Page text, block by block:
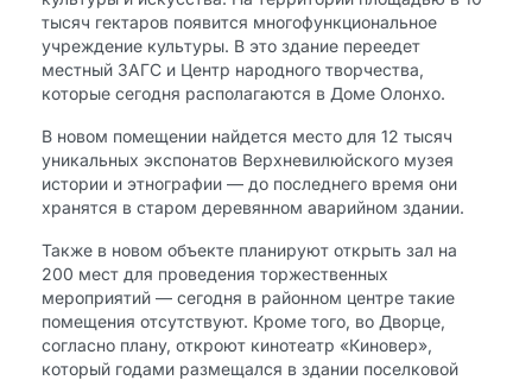
тысяч гектаров появится многофункциональное
учреждение культуры. В это здание переедет
местный ЗАГС и Центр народного творчества,
которые сегодня располагаются в Доме Олонхо.
В новом помещении найдется место для 12 тысяч
уникальных экспонатов Верхневилюйского музея
истории и этнографии — до последнего время они
хранятся в старом деревянном аварийном здании.
Также в новом объекте планируют открыть зал на
200 мест для проведения торжественных
мероприятий — сегодня в районном центре такие
помещения отсутствуют. Кроме того, во Дворце,
согласно плану, откроют кинотеатр «Киновер»,
который годами размещался в здании поселковой